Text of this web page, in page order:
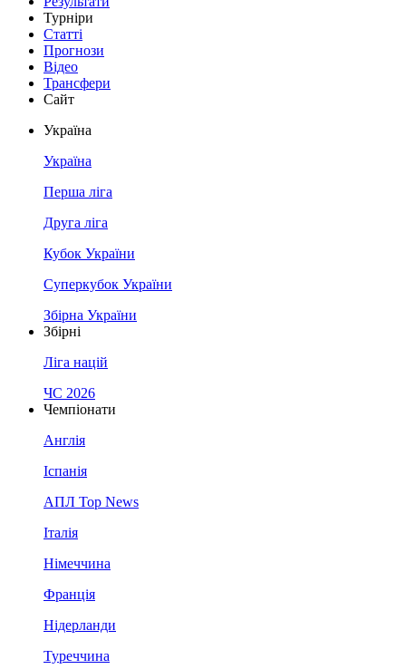
Турніри
Статті
Прогнози
Відео
Трансфери
Сайт
Україна
Україна
Перша ліга
Друга ліга
Кубок України
Суперкубок України
Збірна України
Збірні
Ліга націй
ЧС 2026
Чемпіонати
Англія
Іспанія
АПЛ Top News
Італія
Німеччина
Франція
Нідерланди
Туреччина